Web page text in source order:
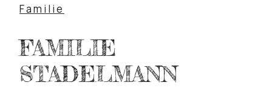
Familie
FAMILIE
STADELMANN